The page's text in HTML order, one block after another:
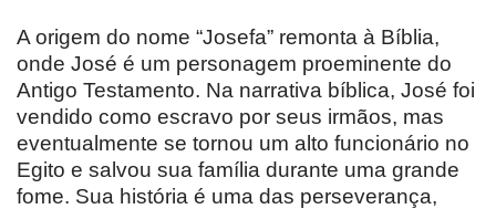
A origem do nome “Josefa” remonta à Bíblia,
onde José é um personagem proeminente do
Antigo Testamento. Na narrativa bíblica, José foi
vendido como escravo por seus irmãos, mas
eventualmente se tornou um alto funcionário no
Egito e salvou sua família durante uma grande
fome. Sua história é uma das perseverança,